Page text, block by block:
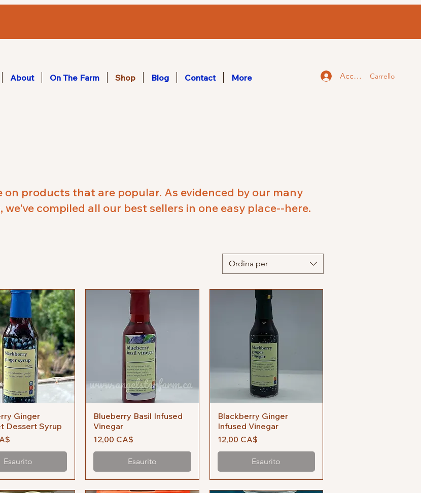
About On The Farm Shop Blog Contact More Accedi Carrello
on products that are popular. As evidenced by our many
compiled all our best sellers in one easy place--here.
Ordina per
Vista rapida
Ginger
Dessert Syrup
Esaurito
Vista rapida
Blueberry Basil Infused
Vinegar
Prezzo
12,00 CA$
Esaurito
Vista rapida
Blackberry Ginger
Infused Vinegar
Prezzo
12,00 CA$
Esaurito